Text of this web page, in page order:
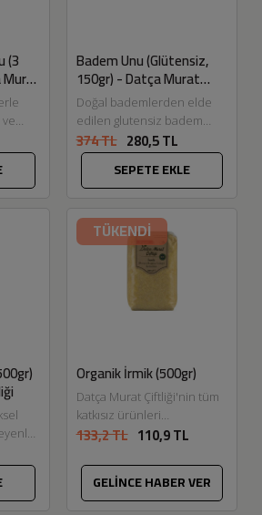
(3 Badem Unu (Glütensiz,
150gr) - Datça Murat
Çiftliği
Doğal bademlerden elde
edilen glutensiz badem
unu; katkısız yapısı ve yoğun
aromasıyla sağlıklı tarifler
için ideal bir...
374 TL 280,5 TL
SEPETE EKLE
TÜKENDİ
Organik İrmik (500gr)
Datça Murat Çiftliği'nin tüm
katkısız ürünleri
Eskitadında.com'da. Durum
kurutulmasından sonra
geleneksel yöntemlerle
öğütülmesiyle elde edilen
133,2 TL 110,9 TL
GELİNCE HABER VER